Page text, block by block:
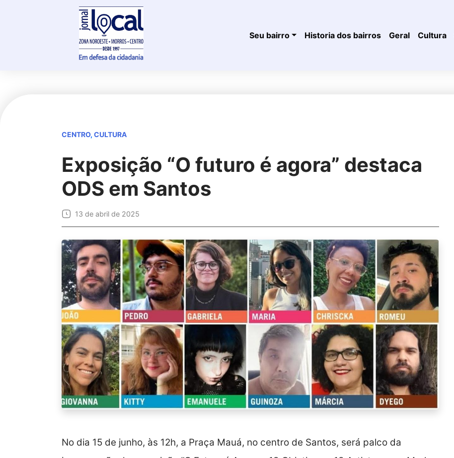
Seu bairro Historia dos bairros Geral Cultura
CENTRO, CULTURA
Exposição “O futuro é agora” destaca
ODS em Santos
13 de abril de 2025
No dia 15 de junho, às 12h, a Praça Mauá, no centro de Santos, será palco da